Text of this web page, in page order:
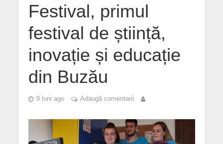
Festival, primul
festival de știință,
inovație și educație
din Buzău
9 luni ago Adaugă comentarii